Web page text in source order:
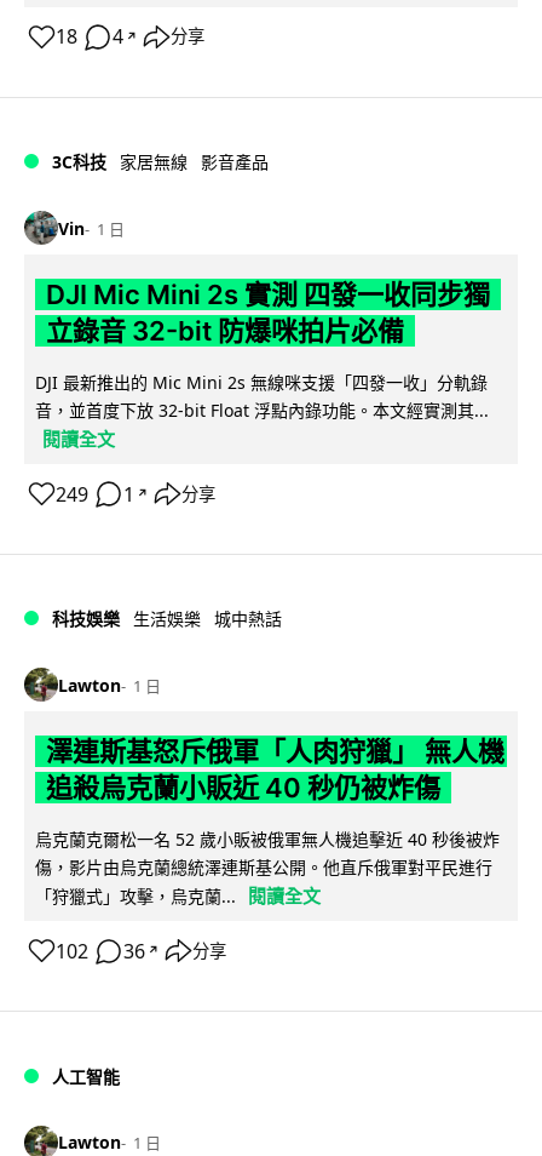
18 4 ↗ 分享
3C科技 家居無線 影音產品
Vin 1 日
DJI Mic Mini 2s 實測 四發一收同步獨
立錄音 32-bit 防爆咪拍片必備
DJI 最新推出的 Mic Mini 2s 無線咪支援「四發一收」分軌錄
音，並首度下放 32-bit Float 浮點內錄功能。本文經實測其...
閱讀全文
249 1 ↗ 分享
科技娛樂 生活娛樂 城中熱話
Lawton 1 日
澤連斯基怒斥俄軍「人肉狩獵」 無人機
追殺烏克蘭小販近 40 秒仍被炸傷
烏克蘭克爾松一名 52 歲小販被俄軍無人機追擊近 40 秒後被炸
傷，影片由烏克蘭總統澤連斯基公開。他直斥俄軍對平民進行
「狩獵式」攻擊，烏克蘭...
閱讀全文
102 36 ↗ 分享
人工智能
Lawton 1 日